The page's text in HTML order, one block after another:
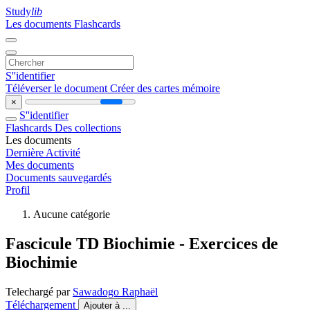
Studylib
Les documents Flashcards
S''identifier
Téléverser le document Créer des cartes mémoire
×
S''identifier
Flashcards Des collections
Les documents
Dernière Activité
Mes documents
Documents sauvegardés
Profil
Aucune catégorie
Fascicule TD Biochimie - Exercices de
Biochimie
Telechargé par Sawadogo Raphaël
Téléchargement
Ajouter à ...